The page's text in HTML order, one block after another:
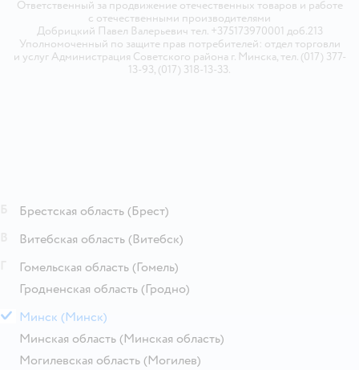
Ответственный за продвижение отечественных товаров и работе
с отечественными производителями
Добрицкий Павел Валерьевич тел. +375173970001 доб.213
Уполномоченный по защите прав потребителей: отдел торговли
и услуг Администрация Советского района г. Минска, тел. (017) 377-
13-93, (017) 318-13-33.
Брестская область (Брест)
Витебская область (Витебск)
Гомельская область (Гомель)
Гродненская область (Гродно)
М Минск (Минск)
Минская область (Минская область)
Могилевская область (Могилев)